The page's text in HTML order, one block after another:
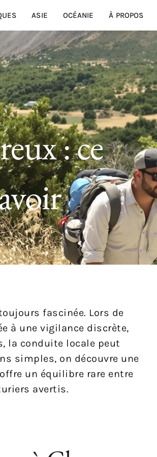
ASIE OCÉANIE À PROPOS
: ce
fascinée. Lors de
à une vigilance discrète,
la conduite locale peut
simples, on découvre une
un équilibre rare entre
avertis.